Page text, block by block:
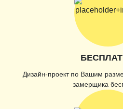
Дизайн-проект по Вашим
замерщика